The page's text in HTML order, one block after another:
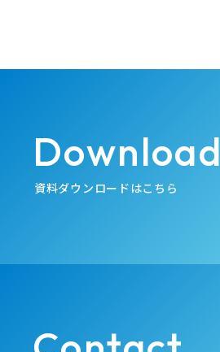
Download
資料ダウンロードはこちら